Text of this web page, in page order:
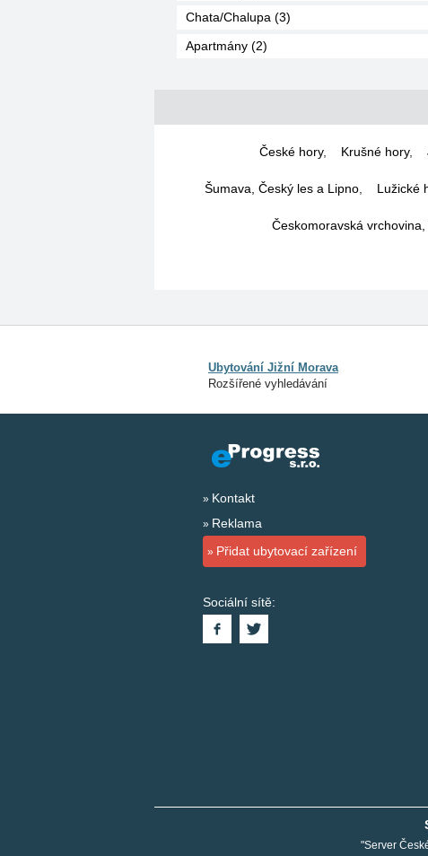
Chata/Chalupa (3)
Apartmány (2)
České hory, Krušné hory,
Šumava, Český les a Lipno Lužické
Českomoravská
Ubytování Jižní Morava
Rozšířené vyhledávání
Kontakt
Reklama
Přidat ubytovací zařízení
Sociální sítě:
"Server